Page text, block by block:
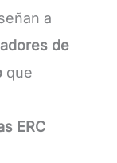
a
de
que
ERC